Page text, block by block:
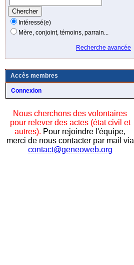
Intéressé(e)
Mère, conjoint, témoins, parrain...
Recherche avancée
Accès membres
Connexion
Nous cherchons des volontaires
pour relever des actes (état civil et
autres). Pour rejoindre l'équipe,
merci de nous contacter par mail via
contact@geneoweb.org